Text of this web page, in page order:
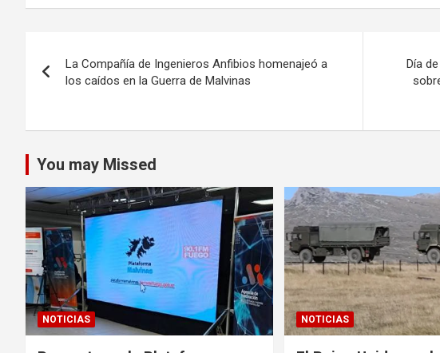
de
La Compañía de Ingenieros Anfibios homenajeó a
los caídos en la Guerra de Malvinas
Día
You may Missed
NOTICIAS NOTICIAS